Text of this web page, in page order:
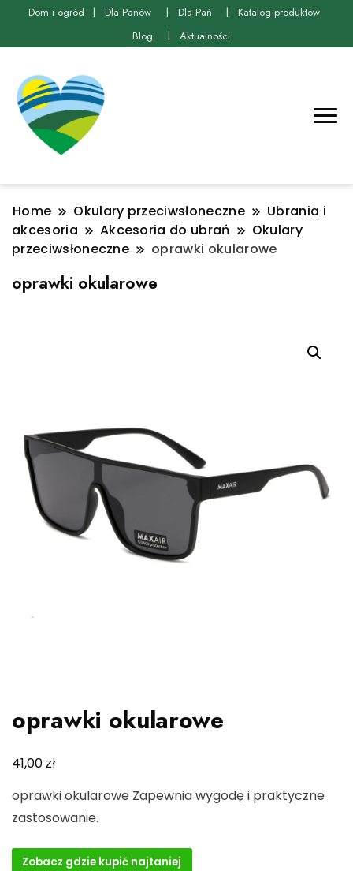
Dom i ogród Dla Panów Dla Pań
Katalog produktów
Blog
Aktualności
Home Okulary przeciwsłoneczne
Ubrania i
akcesoria
Akcesoria do ubrań
Okulary
przeciwsłoneczne
oprawki okularowe
oprawki okularowe
oprawki okularowe
41,00zł
oprawki okularowe Zapewnia wygodę i praktyczne
zastosowanie.
Zobacz gdzie kupić najtaniej